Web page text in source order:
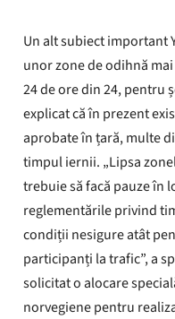
Un alt subiect important
unor zone de odihnă
24 de ore din 24, pentru
explicat că în prezent
aprobate în țară, multe
timpul iernii. „Lipsa
trebuie să facă pauze în
reglementările privind
condiții nesigure atât
participanți la trafic”, a
solicitat o alocare
norvegiene pentru